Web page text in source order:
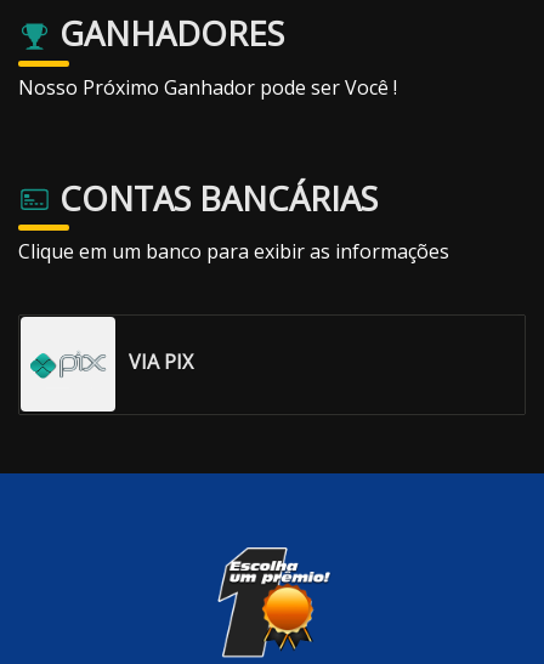
GANHADORES
Nosso Próximo Ganhador pode ser Você !
CONTAS BANCÁRIAS
Clique em um banco para exibir as informações
VIA PIX